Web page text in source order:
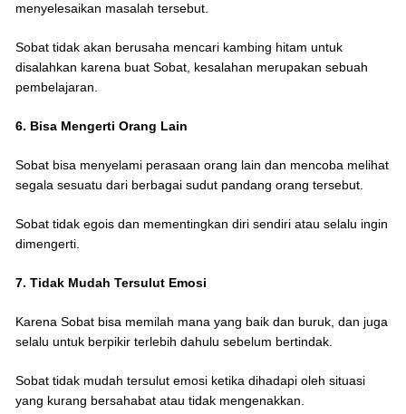
menyelesaikan masalah tersebut.
Sobat tidak akan berusaha mencari kambing hitam untuk
disalahkan karena buat Sobat, kesalahan merupakan sebuah
pembelajaran.
6. Bisa Mengerti Orang Lain
Sobat bisa menyelami perasaan orang lain dan mencoba melihat
segala sesuatu dari berbagai sudut pandang orang tersebut.
Sobat tidak egois dan mementingkan diri sendiri atau selalu ingin
dimengerti.
7. Tidak Mudah Tersulut Emosi
Karena Sobat bisa memilah mana yang baik dan buruk, dan juga
selalu untuk berpikir terlebih dahulu sebelum bertindak.
Sobat tidak mudah tersulut emosi ketika dihadapi oleh situasi
yang kurang bersahabat atau tidak mengenakkan.